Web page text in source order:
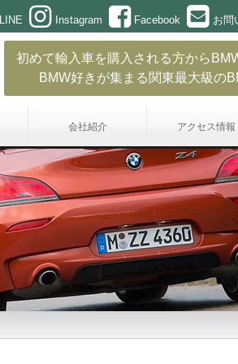
LINE Instagram Facebook お問
初めて輸入車を購入される方から
BMW好きが集まる関東最大級の
会社紹介 アクセス情報